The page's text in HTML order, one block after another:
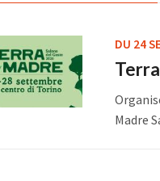
DU 24
Madre